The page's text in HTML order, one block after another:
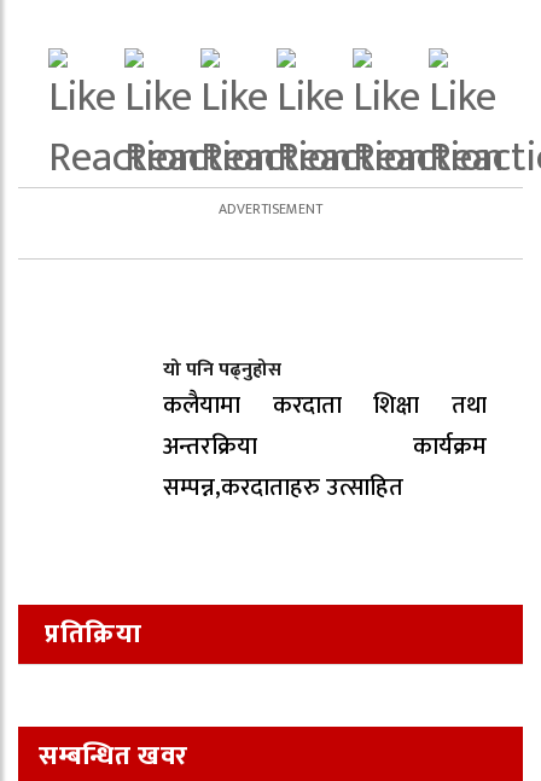
यो पनि पढ्नुहोस
कलैयामा करदाता शिक्षा तथा
अन्तरक्रिया कार्यक्रम
सम्पन्न,करदाताहरु उत्साहित
प्रतिक्रिया
सम्बन्धित खवर